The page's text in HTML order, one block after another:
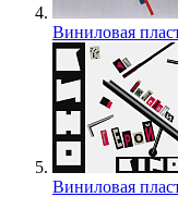
Виниловая
Виниловая